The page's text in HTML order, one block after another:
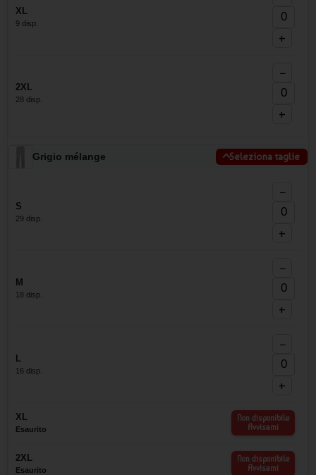
XL
9 disp.
+
2XL
28 disp.
−
+
Grigio mélange Seleziona taglie
S
29 disp.
−
+
M
18 disp.
−
+
L
16 disp.
−
+
XL
Esaurito
Non disponibile
Avvisami
2XL
Esaurito
Non disponibile
Avvisami